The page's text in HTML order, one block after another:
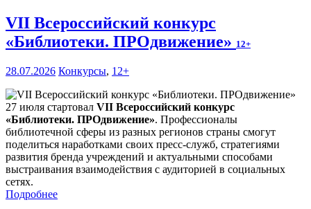
VII Всероссийский конкурс
«Библиотеки. ПРОдвижение» 12+
28.07.2026 Конкурсы, 12+
27 июля стартовал VII Всероссийский конкурс
«Библиотеки. ПРОдвижение». Профессионалы
библиотечной сферы из разных регионов страны смогут
поделиться наработками своих пресс-служб, стратегиями
развития бренда учреждений и актуальными способами
выстраивания взаимодействия с аудиторией в социальных
сетях.
Подробнее